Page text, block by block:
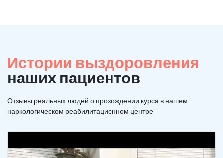
Истории выздоровления
наших пациентов
Отзывы реальных людей о прохождении курса в нашем
наркологическом реабилитационном центре